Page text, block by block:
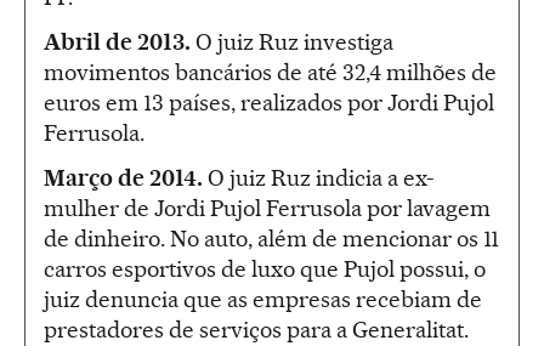
Abril de 2013. O juiz Ruz investiga
movimentos bancários de até 32,4 milhões de
euros em 13 países, realizados por Jordi Pujol
Ferrusola.
Março de 2014. O juiz Ruz indicia a ex-
mulher de Jordi Pujol Ferrusola por lavagem
de dinheiro. No auto, além de mencionar os 11
carros esportivos de luxo que Pujol possui, o
juiz denuncia que as empresas recebiam de
prestadores de serviços para a Generalitat.